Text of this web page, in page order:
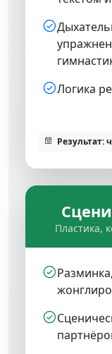
Логика
Результат:
Пластика,